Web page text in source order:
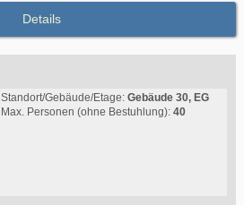
Details
Standort/Gebäude/Etage: Gebäude 30, EG
Max. Personen (ohne Bestuhlung): 40